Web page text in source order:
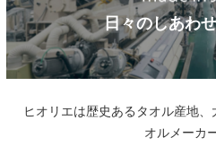
日々のしあわ
ヒオリエは歴史あるタオル産地
オルメーカ